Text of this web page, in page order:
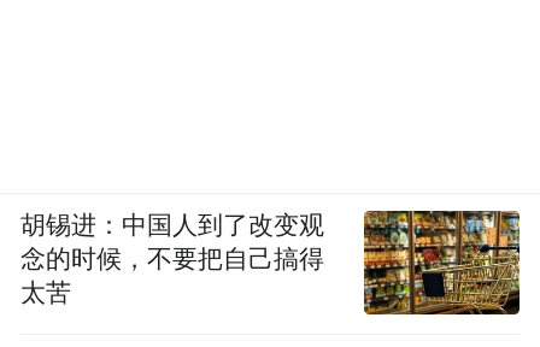
胡锡进：中国人到了改变观
念的时候，不要把自己搞得
太苦